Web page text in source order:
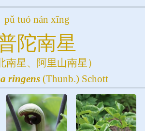
pǔ tuó nán xīng
陀南星
南星、阿里山南星）
ringens(Thunb.) Schott